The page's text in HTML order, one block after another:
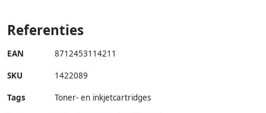
Referenties
EAN 8712453114211
SKU 1422089
Tags
Toner- en inkjetcartridges